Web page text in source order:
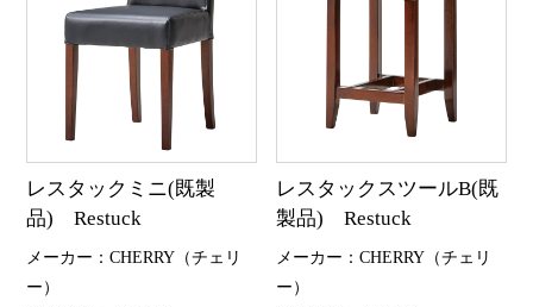
レスタックミニ(既製
品) Restuck
メーカー：CHERRY（チェリ
ー）
レスタックスツールB(既
製品) Restuck
メーカー：CHERRY（チェリ
ー）